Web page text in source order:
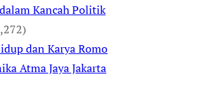
Kancah Politik
dan Karya Romo
Atma Jaya Jakarta